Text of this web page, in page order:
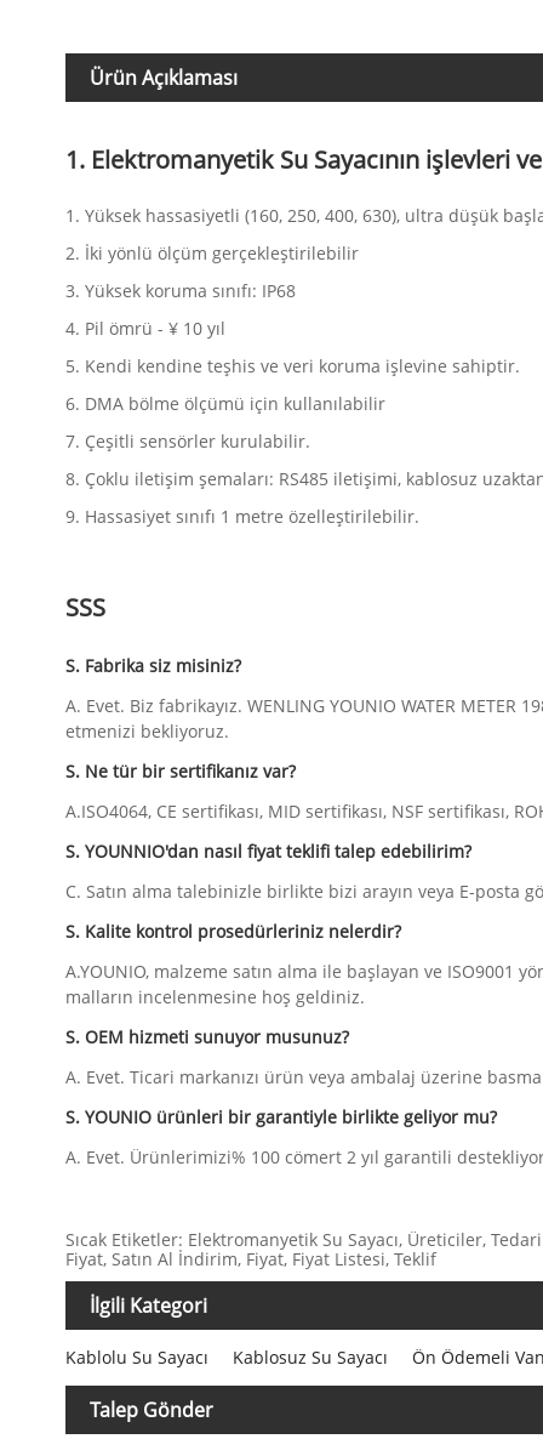
Ürün Açıklaması
1. Elektromanyetik Su Sayacının işlevleri
1. Yüksek hassasiyetli (160, 250, 400, 630), ultra düşük
2. İki yönlü ölçüm gerçekleştirilebilir
3. Yüksek koruma sınıfı: IP68
4. Pil ömrü - ¥ 10 yıl
5. Kendi kendine teşhis ve veri koruma işlevine sahiptir.
6. DMA bölme ölçümü için kullanılabilir
7. Çeşitli sensörler kurulabilir.
8. Çoklu iletişim şemaları: RS485 iletişimi, kablosuz
9. Hassasiyet sınıfı 1 metre özelleştirilebilir.
SSS
S. Fabrika siz misiniz?
A. Evet. Biz fabrikayız. WENLING YOUNIO WATER
etmenizi bekliyoruz.
S. Ne tür bir sertifikanız var?
A.ISO4064, CE sertifikası, MID sertifikası, NSF sertifikası,
S. YOUNNIO'dan nasıl fiyat teklifi talep edebilirim?
C. Satın alma talebinizle birlikte bizi arayın veya E-posta
S. Kalite kontrol prosedürleriniz nelerdir?
A.YOUNIO, malzeme satın alma ile başlayan ve
malların incelenmesine hoş geldiniz.
S. OEM hizmeti sunuyor musunuz?
A. Evet. Ticari markanızı ürün veya ambalaj üzerine
S. YOUNIO ürünleri bir garantiyle birlikte geliyor mu?
A. Evet. Ürünlerimizi% 100 cömert 2 yıl garantili
Sıcak Etiketler: Elektromanyetik Su Sayacı, Üreticiler,
Fiyat, Satın Al İndirim, Fiyat, Fiyat Listesi, Teklif
İlgili Kategori
Kablolu Su Sayacı Kablosuz Su Sayacı Ön Ödemeli
Talep Gönder